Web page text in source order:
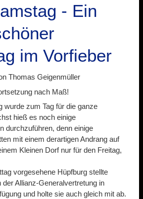
- Ein
im Vorfieber
Thomas Geigenmüller
nach Maß!
wurde zum Tag für die ganze
hieß es noch einige
durchzuführen, denn einige
mit einem derartigen Andrang auf
Kleinen Dorf nur für den Freitag,
vorgesehene Hüpfburg stellte
Allianz-Generalvertretung in
und holte sie auch gleich mit ab.